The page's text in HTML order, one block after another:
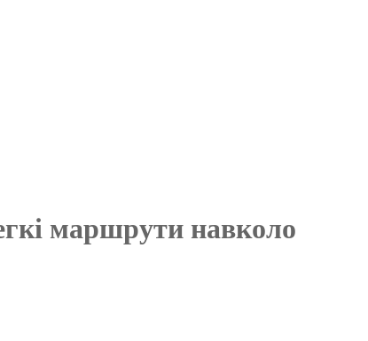
маршрути навколо